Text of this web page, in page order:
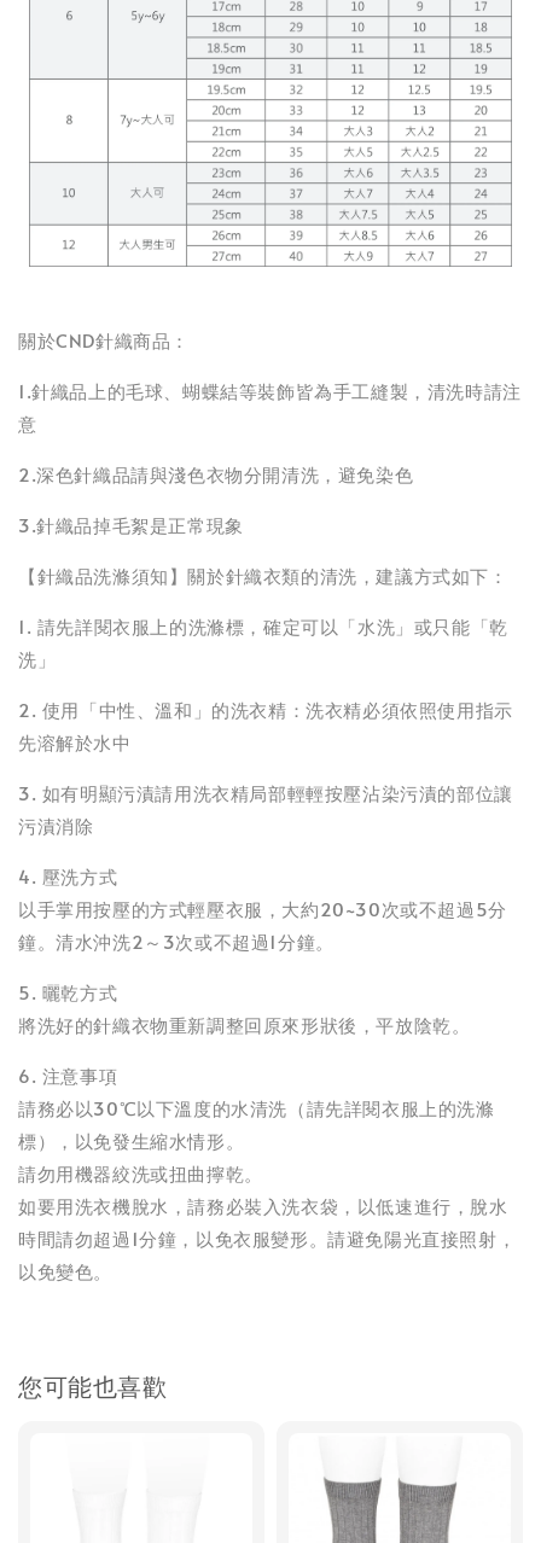
關於CND針織商品：
1.針織品上的毛球、蝴蝶結等裝飾皆為手工縫製，清洗時請注
意
2.深色針織品請與淺色衣物分開清洗，避免染色
3.針織品掉毛絮是正常現象
【針織品洗滌須知】關於針織衣類的清洗，建議方式如下：
1. 請先詳閱衣服上的洗滌標，確定可以「水洗」或只能「乾
洗」
2. 使用「中性、溫和」的洗衣精：洗衣精必須依照使用指示
先溶解於水中
3. 如有明顯污漬請用洗衣精局部輕輕按壓沾染污漬的部位讓
污漬消除
4. 壓洗方式
以手掌用按壓的方式輕壓衣服，大約20~30次或不超過5分
鐘。清水沖洗2～3次或不超過1分鐘。
5. 曬乾方式
將洗好的針織衣物重新調整回原來形狀後，平放陰乾。
6. 注意事項
請務必以30℃以下溫度的水清洗（請先詳閱衣服上的洗滌
標），以免發生縮水情形。
請勿用機器絞洗或扭曲擰乾。
如要用洗衣機脫水，請務必裝入洗衣袋，以低速進行，脫水
時間請勿超過1分鐘，以免衣服變形。請避免陽光直接照射，
以免變色。
您可能也喜歡